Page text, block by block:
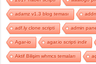
adamz v1.3 blog teması
adf.ly clone scripti admin
Agar-io agar.io scripti indir
Aktif Bilişim whmcs temaları